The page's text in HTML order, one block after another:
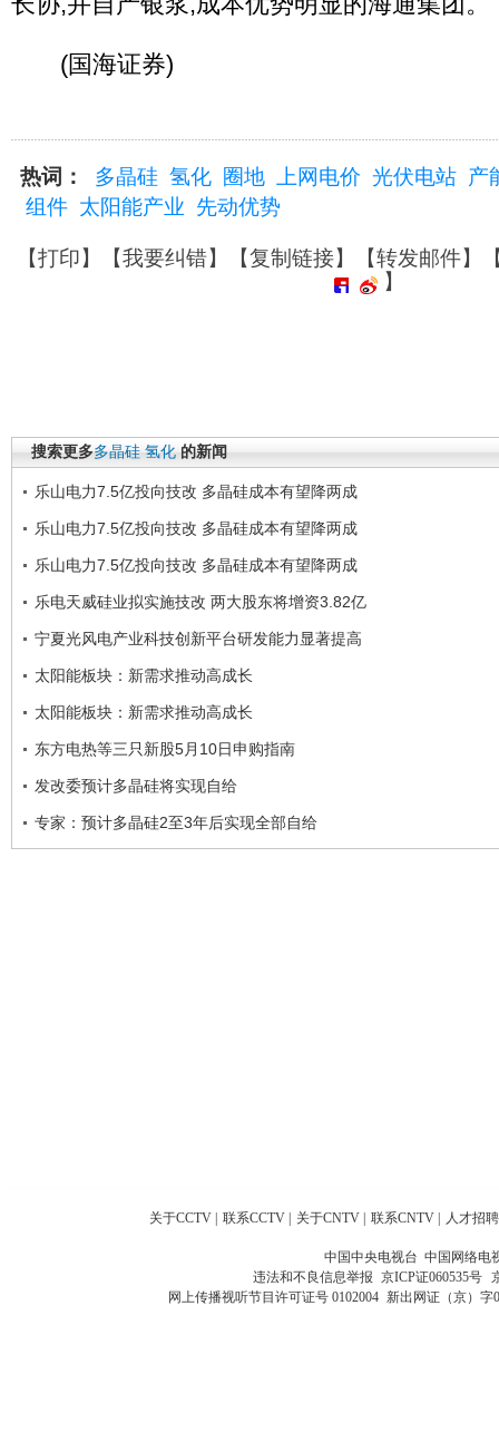
(国海证券)
热词： 多晶硅 氢化 圈地 上网电价 光伏电站 产
组件 太阳能产业 先动优势
【打印】【我要纠错】【复制链接】【转发邮件】
】
搜索更多多晶硅 氢化 的新闻
乐山电力7.5亿投向技改 多晶硅成本有望降两成
乐山电力7.5亿投向技改 多晶硅成本有望降两成
乐山电力7.5亿投向技改 多晶硅成本有望降两成
乐电天威硅业拟实施技改 两大股东将增资3.82亿
宁夏光风电产业科技创新平台研发能力显著提高
太阳能板块：新需求推动高成长
太阳能板块：新需求推动高成长
东方电热等三只新股5月10日申购指南
发改委预计多晶硅将实现自给
专家：预计多晶硅2至3年后实现全部自给
关于CCTV 联系CCTV 关于CNTV 联系CNTV 人才招聘
中国中央电视台 中国网络电
违法和不良信息举报 京ICP证060535号
网上传播视听节目许可证号 0102004 新出网证（京）